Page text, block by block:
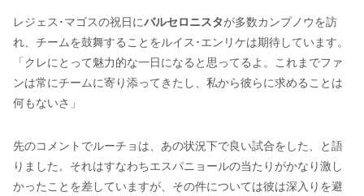
レジェス･マゴスの祝日にバルセロニスタが多数カンプノウを訪
れ、チームを鼓舞することをルイス･エンリケは期待しています。
「クレにとって魅力的な一日になると思ってるよ。これまでファ
ンは常にチームに寄り添ってきたし、私から彼らに求めることは
何もないさ」
先のコメントでルーチョは、あの状況下で良い試合をした、と語
りました。それはすなわちエスパニョールの当たりがかなり激し
かったことを差していますが、その件については彼は深入りを避